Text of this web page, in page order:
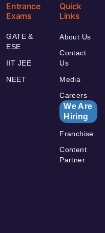
Entrance
Exams
GATE &
ESE
IIT JEE
NEET
Quick
Links
About Us
Contact
Us
Media
Careers
We Are
Hiring
Franchise
Content
Partner